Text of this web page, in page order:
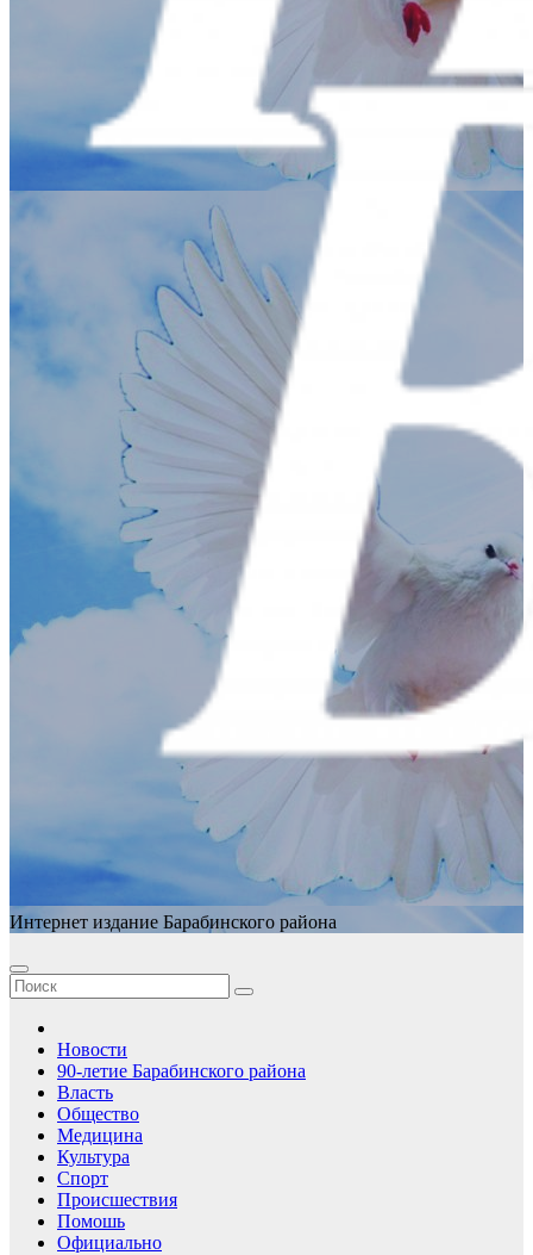
Интернет издание Барабинского района
Новости
90-летие Барабинского района
Власть
Общество
Медицина
Культура
Спорт
Происшествия
Помошь
Официально